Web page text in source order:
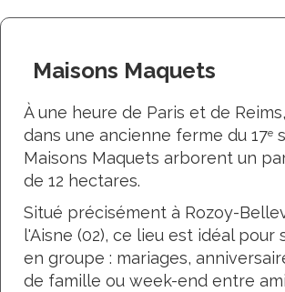
Maisons Maquets
À une heure de Paris et de Reims,
dans une ancienne ferme du 17e
Maisons Maquets arborent un
de 12 hectares.
Situé précisément à Rozoy-
l'Aisne (02), ce lieu est idéal pour
en groupe : mariages,
de famille ou week-end entre